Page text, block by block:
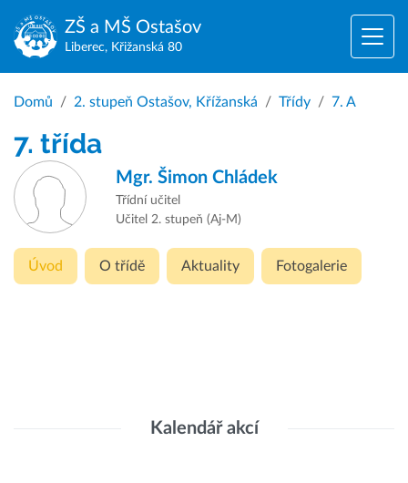
ZŠ a MŠ Ostašov
Liberec, Křižanská 80
Domů 2. stupeň Ostašov, Křížanská Třídy 7. A
7. třída
Mgr. Šimon Chládek
Třídní učitel
Učitel 2. stupeň (Aj-M)
Úvod O třídě Aktuality Fotogalerie
Kalendář akcí